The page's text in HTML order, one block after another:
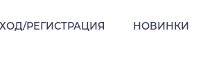
НОВИНКИ
РЕГИСТРАЦИЯ